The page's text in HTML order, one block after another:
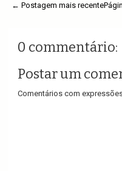
← Postagem mais recente
0 commentário:
Postar um
Comentários com